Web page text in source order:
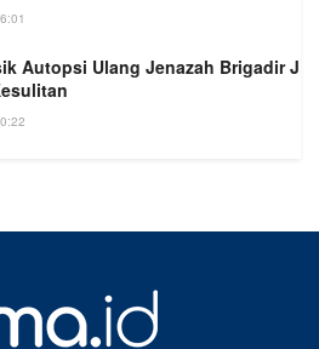
Autopsi Ulang Jenazah Brigadir J